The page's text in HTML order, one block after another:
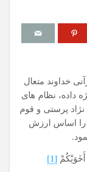
خداوند متعال
داده، نظام های
پرستی و قوم
را اساس ارزش
أَخَوَیْكُمْ [1]
حكم تلاوت
مسّ مصحف
حائض،
بی‌وضو